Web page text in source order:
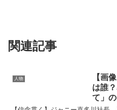
関連記事
人物
【画
は誰
て」